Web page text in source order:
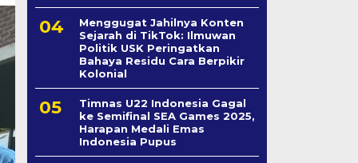
Menggugat Jahilnya Konten
Sejarah di TikTok: Ilmuwan
Politik USK Peringatkan
Bahaya Residu Cara Berpikir
Kolonial
Timnas U22 Indonesia Gagal
ke Semifinal SEA Games 2025,
Harapan Medali Emas
Indonesia Pupus